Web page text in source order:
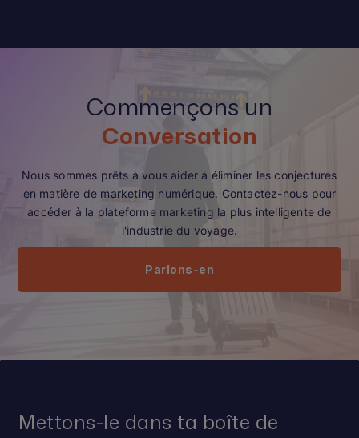
Commençons un
Conversation
Nous sommes prêts à vous aider à éliminer les conjectures
en matière de marketing numérique. Contactez-nous pour
accéder à la plateforme marketing la plus intelligente de
l'industrie du voyage.
Parlons-en
Mettons-le dans ta boîte de